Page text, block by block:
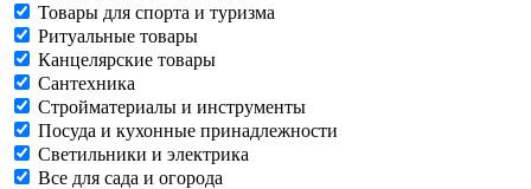
Товары для спорта и туризма
Ритуальные товары
Канцелярские товары
Сантехника
Стройматериалы и инструменты
Посуда и кухонные принадлежности
Светильники и электрика
Все для сада и огорода